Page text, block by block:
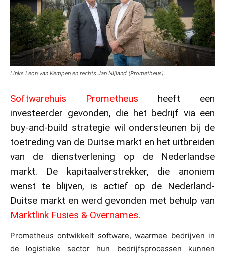
Links Leon van Kempen en rechts Jan Nijland (Prometheus).
Softwarehuis Prometheus heeft een
investeerder gevonden, die het bedrijf via een
buy-and-build strategie wil ondersteunen bij de
toetreding van de Duitse markt en het uitbreiden
van de dienstverlening op de Nederlandse
markt. De kapitaalverstrekker, die anoniem
wenst te blijven, is actief op de Nederland-
Duitse markt en werd gevonden met behulp van
Marktlink Fusies & Overnames.
Prometheus ontwikkelt software, waarmee bedrijven in
de logistieke sector hun bedrijfsprocessen kunnen